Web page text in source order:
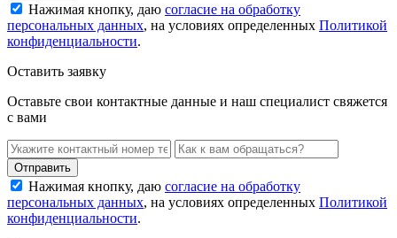
Нажимая кнопку, даю согласие на обработку
персональных данных, на условиях определенных Политикой
конфиденциальности.
Оставить заявку
Оставьте свои контактные данные и наш специалист свяжется
с вами
Нажимая кнопку, даю согласие на обработку
персональных данных, на условиях определенных Политикой
конфиденциальности.